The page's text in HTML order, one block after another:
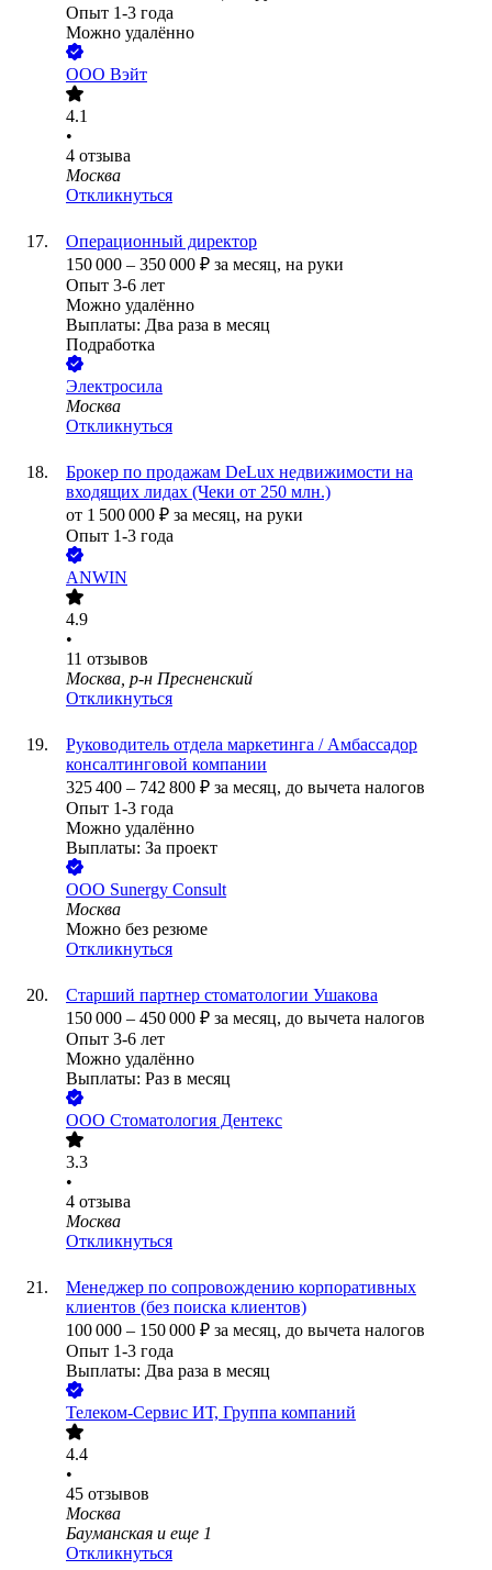
Опыт 1-3 года
Можно удалённо
ООО Вэйт
4.1
•
4 отзыва
Москва
Откликнуться
Операционный директор
150 000 – 350 000 ₽ за месяц, на руки
Опыт 3-6 лет
Можно удалённо
Выплаты: Два раза в месяц
Подработка
Электросила
Москва
Откликнуться
Брокер по продажам DeLux недвижимости на
входящих лидах (Чеки от 250 млн.)
от 1 500 000 ₽ за месяц, на руки
Опыт 1-3 года
ANWIN
4.9
•
11 отзывов
Москва, р-н Пресненский
Откликнуться
Руководитель отдела маркетинга / Амбассадор
консалтинговой компании
325 400 – 742 800 ₽ за месяц, до вычета налогов
Опыт 1-3 года
Можно удалённо
Выплаты: За проект
ООО Sunergy Consult
Москва
Можно без резюме
Откликнуться
Старший партнер стоматологии Ушакова
150 000 – 450 000 ₽ за месяц, до вычета налогов
Опыт 3-6 лет
Можно удалённо
Выплаты: Раз в месяц
ООО Стоматология Дентекс
3.3
•
4 отзыва
Москва
Откликнуться
Менеджер по сопровождению корпоративных
клиентов (без поиска клиентов)
100 000 – 150 000 ₽ за месяц, до вычета налогов
Опыт 1-3 года
Выплаты: Два раза в месяц
Телеком-Сервис ИТ, Группа компаний
4.4
•
45 отзывов
Москва
Бауманская и еще 1
Откликнуться